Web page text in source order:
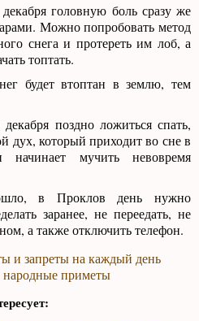
головную боль сразу же
Можно попробовать метод
снега и протереть им лоб, а
топтать.
будет втоптан в землю, тем
поздно ложиться спать,
дух, который приходит во сне в
мучить невовремя
в Проклов день нужно
заранее, не переедать, не
а также отключить телефон.
и запреты на каждый день
приметы